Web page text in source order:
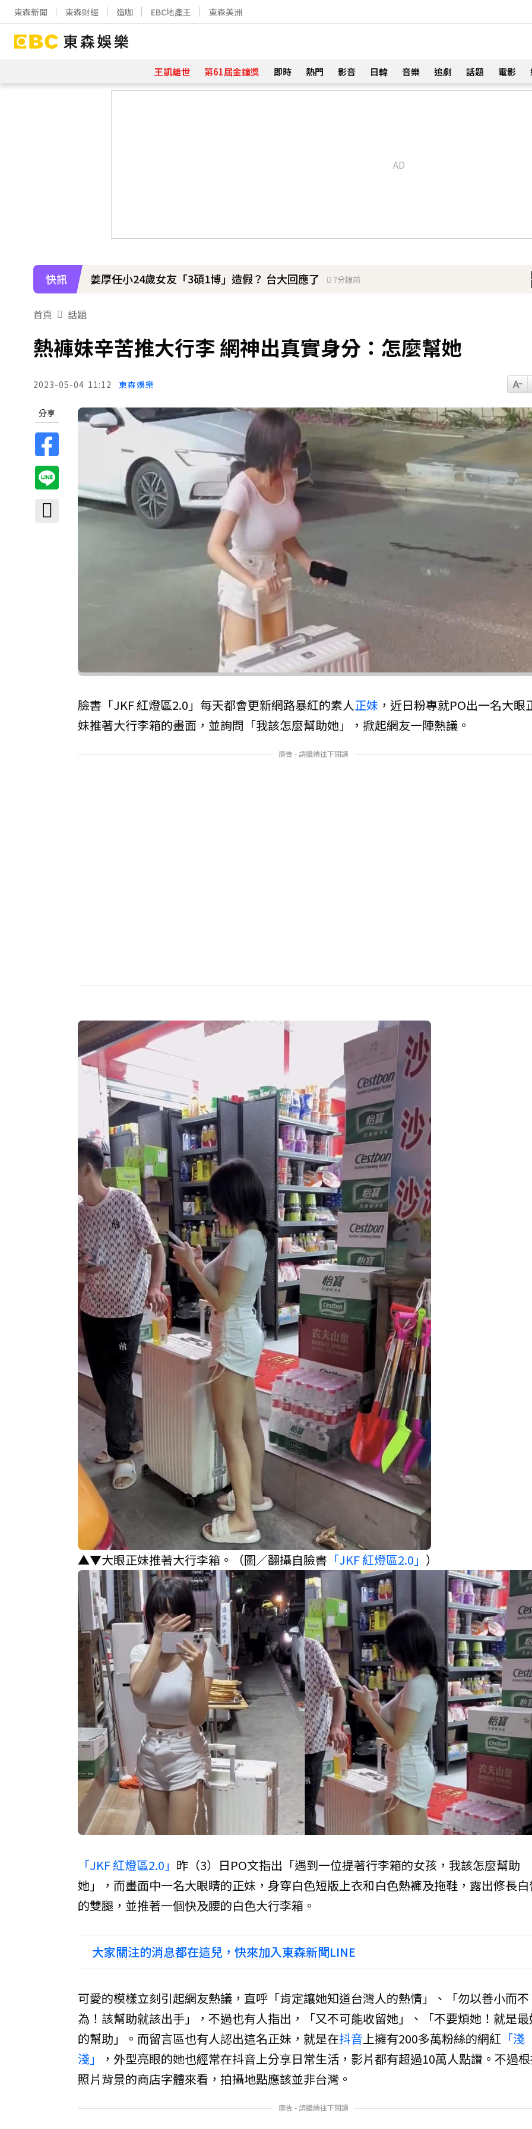
東森新聞 東森財經 造咖 EBC地產王 東森美洲
王凱離世 第61屆金鐘獎 即時 熱門 影音 日韓 音樂 追劇 話題 電影
快訊
下載東森App，隨時掌握天下大小事！
首頁 話題
熱褲妹辛苦推大行李 網神出真實身分：怎麼幫她
2023-05-04 11:12 東森娛樂
分享
臉書「JKF 紅燈區2.0」每天都會更新網路暴紅的素人正妹 ，近日粉專就PO出一名大眼
妹推著大行李箱的畫面，並詢問「我該怎麼幫助她」，掀起網友一陣熱議。
廣告 - 請繼續往下閱讀
▲▼大眼正妹推著大行李箱。（圖／翻攝自臉書 「JKF 紅燈區2.0」 ）
「JKF 紅燈區2.0」 昨（3）日PO文指出「遇到一位提著行李箱的女孩，我該怎麼幫助
她」，而畫面中一名大眼睛的正妹，身穿白色短版上衣和白色熱褲及拖鞋，露出修長
的雙腿，並推著一個快及腰的白色大行李箱。
大家關注的消息都在這兒，快來加入東森新聞LINE
可愛的模樣立刻引起網友熱議，直呼「肯定讓她知道台灣人的熱情」、「勿以善小而不
為！該幫助就該出手」，不過也有人指出，「又不可能收留她」、「不要煩她！就是
的幫助」。而留言區也有人認出這名正妹，就是在抖音上擁有200多萬粉絲的網紅 「淺
淺」
，外型亮眼的她也經常在抖音上分享日常生活，影片都有超過10萬人點讚。不過
照片背景的商店字體來看，拍攝地點應該並非台灣。
廣告 - 請繼續往下閱讀